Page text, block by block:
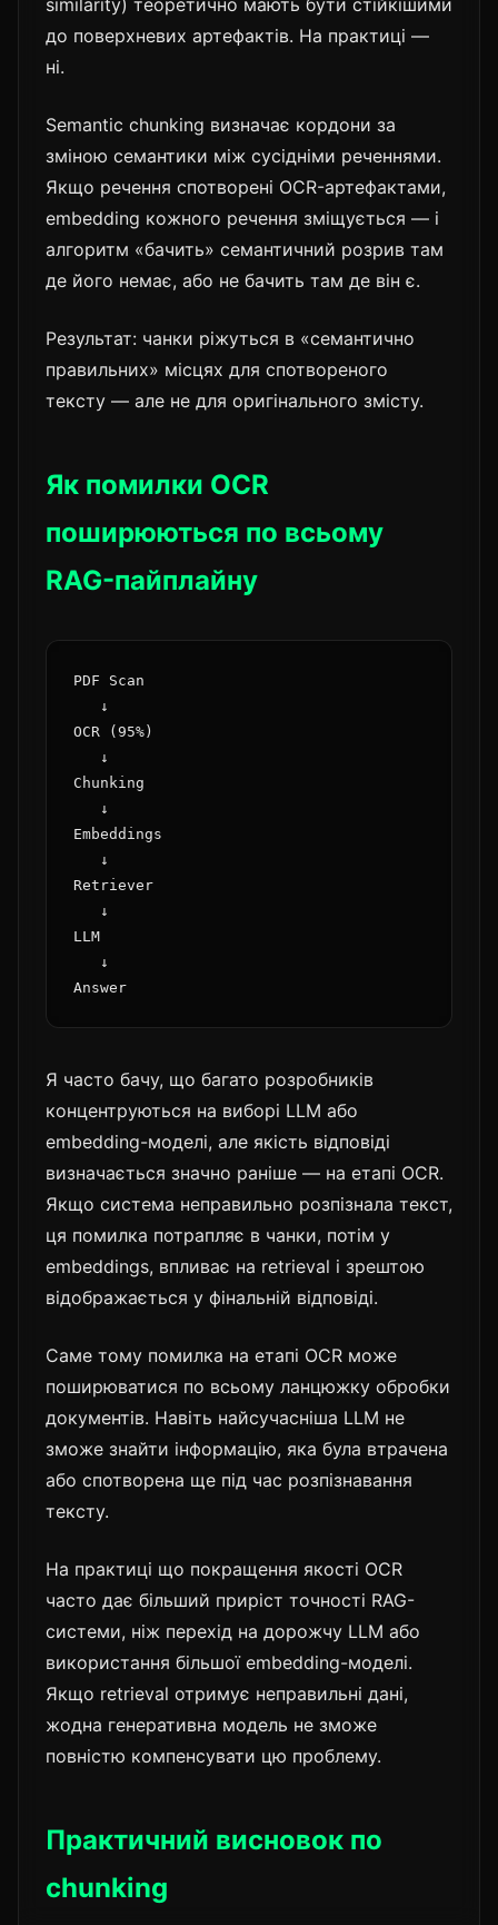
similarity) теоретично мають бути стійкішими
до поверхневих артефактів. На практиці —
ні.
Semantic chunking визначає кордони за
зміною семантики між сусідніми реченнями.
Якщо речення спотворені OCR-артефактами,
embedding кожного речення зміщується — і
алгоритм «бачить» семантичний розрив там
де його немає, або не бачить там де він є.
Результат: чанки ріжуться в «семантично
правильних» місцях для спотвореного
тексту — але не для оригінального змісту.
Як помилки OCR
поширюються по всьому
RAG-пайплайну
PDF Scan
   ↓
OCR (95%)
   ↓
Chunking
   ↓
Embeddings
   ↓
Retriever
   ↓
LLM
   ↓
Я часто бачу, що багато розробників
концентруються на виборі LLM або
embedding-моделі, але якість відповіді
визначається значно раніше — на етапі OCR.
Якщо система неправильно розпізнала текст,
ця помилка потрапляє в чанки, потім у
embeddings, впливає на retrieval і зрештою
відображається у фінальній відповіді.
Саме тому помилка на етапі OCR може
поширюватися по всьому ланцюжку обробки
документів. Навіть найсучасніша LLM не
зможе знайти інформацію, яка була втрачена
або спотворена ще під час розпізнавання
тексту.
На практиці що покращення якості OCR
часто дає більший приріст точності RAG-
системи, ніж перехід на дорожчу LLM або
використання більшої embedding-моделі.
Якщо retrieval отримує неправильні дані,
жодна генеративна модель не зможе
повністю компенсувати цю проблему.
Практичний висновок по
chunking